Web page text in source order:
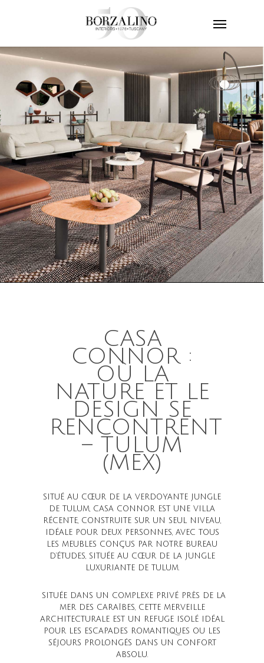
CASA
CONNOR :
OÙ LA
NATURE ET LE
DESIGN SE
RENCONTRENT
– TULUM
(MEX)
SITUÉ AU CŒUR DE LA VERDOYANTE JUNGLE
DE TULUM, CASA CONNOR EST UNE VILLA
RÉCENTE, CONSTRUITE SUR UN SEUL NIVEAU,
IDÉALE POUR DEUX PERSONNES, AVEC TOUS
LES MEUBLES CONÇUS PAR NOTRE BUREAU
D’ÉTUDES, SITUÉE AU CŒUR DE LA JUNGLE
LUXURIANTE DE TULUM.
SITUÉE DANS UN COMPLEXE PRIVÉ PRÈS DE LA
MER DES CARAÏBES, CETTE MERVEILLE
ARCHITECTURALE EST UN REFUGE ISOLÉ IDÉAL
POUR LES ESCAPADES ROMANTIQUES OU LES
SÉJOURS PROLONGÉS DANS UN CONFORT
ABSOLU.